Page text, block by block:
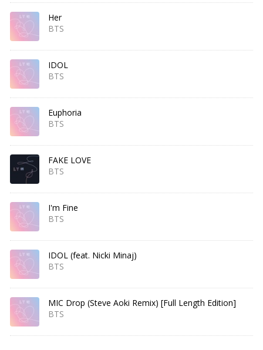
Her
BTS
IDOL
BTS
Euphoria
BTS
FAKE LOVE
BTS
I'm Fine
BTS
IDOL (feat. Nicki Minaj)
BTS
MIC Drop (Steve Aoki Remix) [Full Length Edition]
BTS